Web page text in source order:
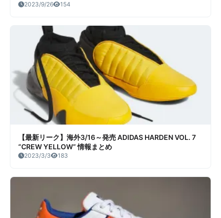
2023/9/26 154
【最新リーク】海外3/16～発売 ADIDAS HARDEN VOL. 7
“CREW YELLOW” 情報まとめ
2023/3/3 183